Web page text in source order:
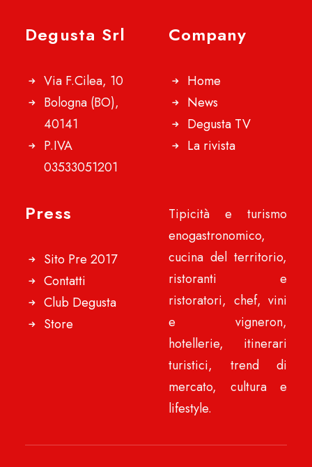
Degusta Srl
Via F.Cilea, 10
Bologna (BO),
40141
P.IVA
03533051201
Company
Home
News
Degusta TV
La rivista
Press
Sito Pre 2017
Contatti
Club Degusta
Store
Tipicità e turismo
enogastronomico,
cucina del territorio,
ristoranti e
ristoratori, chef, vini
e vigneron,
hotellerie, itinerari
turistici, trend di
mercato, cultura e
lifestyle.